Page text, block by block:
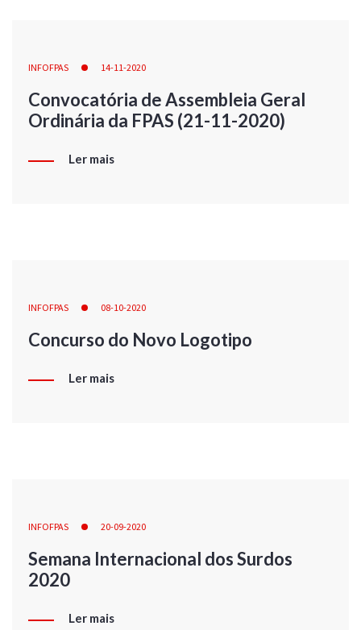
INFOFPAS 14-11-2020
Convocatória de Assembleia Geral
Ordinária da FPAS (21-11-2020)
Ler mais
INFOFPAS 08-10-2020
Concurso do Novo Logotipo
Ler mais
INFOFPAS 20-09-2020
Semana Internacional dos Surdos
2020
Ler mais